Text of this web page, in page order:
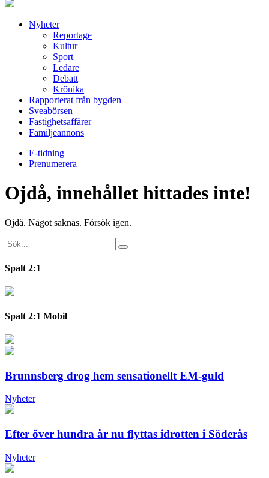
Nyheter
Reportage
Kultur
Sport
Ledare
Debatt
Krönika
Rapporterat från bygden
Sveabörsen
Fastighetsaffärer
Familjeannons
E-tidning
Prenumerera
Ojdå, innehållet hittades inte!
Ojdå. Något saknas. Försök igen.
Spalt 2:1
Spalt 2:1 Mobil
Brunnsberg drog hem sensationellt EM-guld
Nyheter
Efter över hundra år nu flyttas idrotten i Söderås
Nyheter